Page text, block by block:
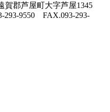
賀郡芦屋町大字芦屋1345
293-9550 FAX.093-293-